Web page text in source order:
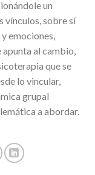
un
vínculos, sobre sí
emociones,
al cambio,
que se
lo vincular,
grupal
a abordar.